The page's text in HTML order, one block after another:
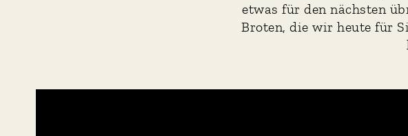
etwas für den nächsten
Broten, die wir heute für